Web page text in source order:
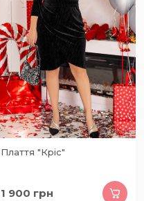
Плаття "Кріс"
1 900 грн